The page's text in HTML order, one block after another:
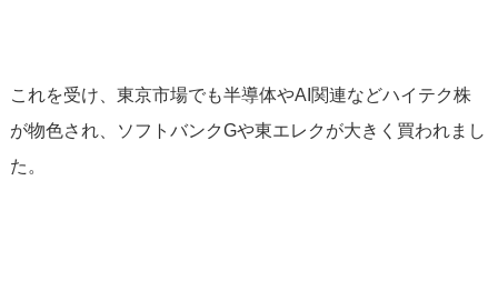
これを受け、東京市場でも半導体やAI関連などハイテク株
が物色され、ソフトバンクGや東エレクが大きく買われまし
た。